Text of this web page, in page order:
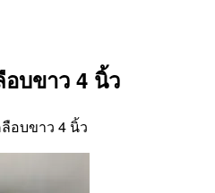
อบขาว 4 นิ้ว
ลือบขาว 4 นิ้ว